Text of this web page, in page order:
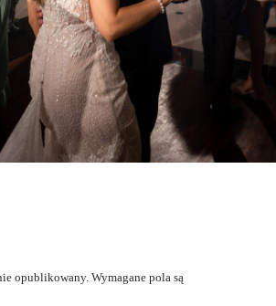
opublikowany. Wymagane pola są